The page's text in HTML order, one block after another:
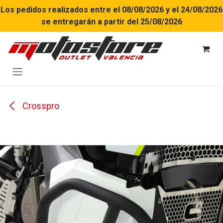
Ir al contenido
Los pedidos realizados entre el 08/08/2026 y el 24/08/2026
se entregarán a partir del 25/08/2026
Crosspro